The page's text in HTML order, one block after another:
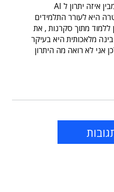
בתור מורה מתחיל אני לא מבין איזה יתרון ל AI
היא לעורר התלמידים
מתוך סקרנות , את
מלאכותית היא בעיקר
אני לא רואה מה היתרון